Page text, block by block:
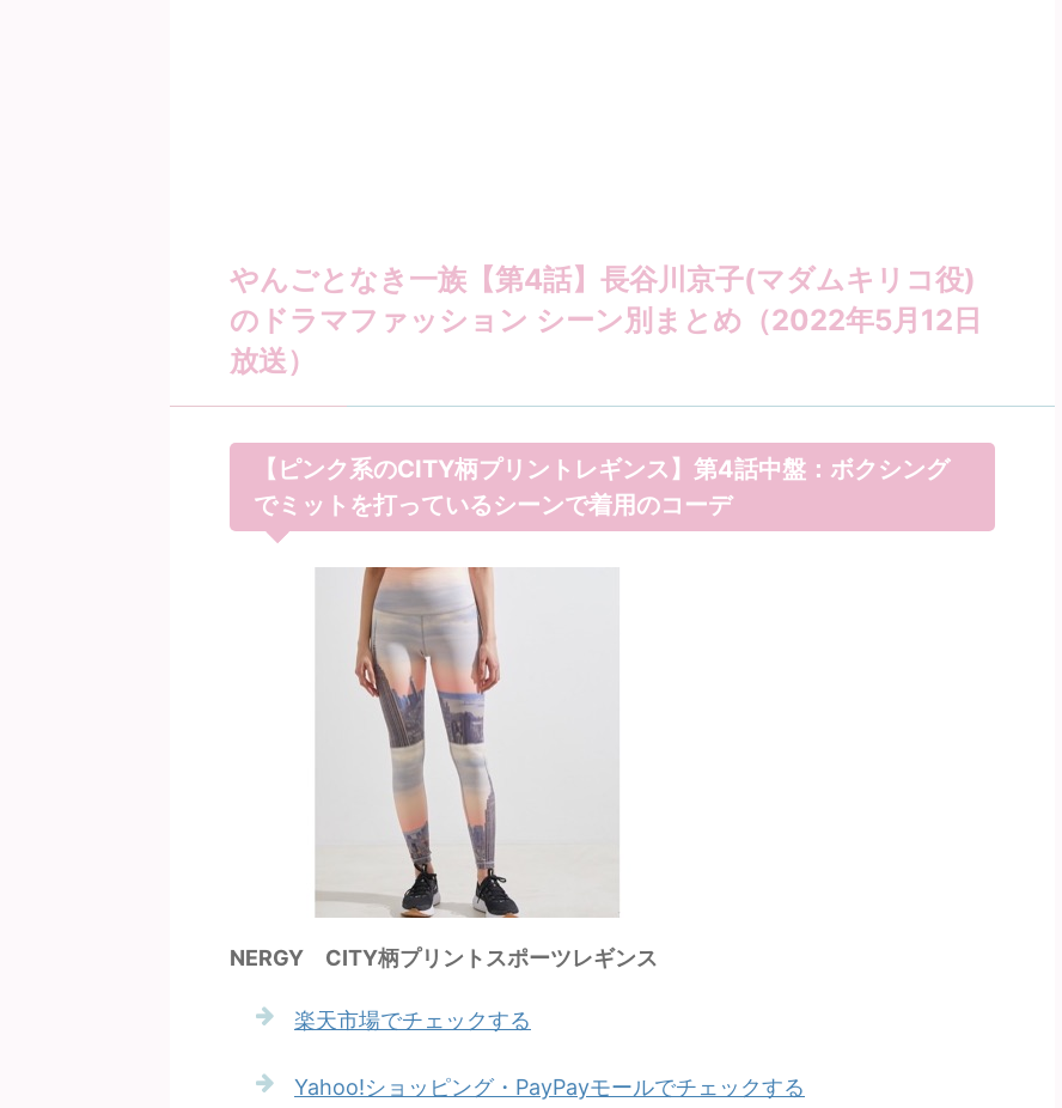
やんごとなき一族【第4話】長谷川京子(マダムキリコ役)
のドラマファッション シーン別まとめ（2022年5月12日
放送）
【ピンク系のCITY柄プリントレギンス】第4話中盤：ボクシング
でミットを打っているシーンで着用のコーデ
NERGY CITY柄プリントスポーツレギンス
楽天市場でチェックする
Yahoo!ショッピング・PayPayモールでチェックする